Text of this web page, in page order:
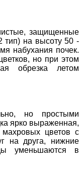
защищенные
тип) на высоту 50 -
набухания почек.
но при этом
обрезка летом
но простыми
ярко выраженная,
цветов с
на друга, нижние
уменьшаются в